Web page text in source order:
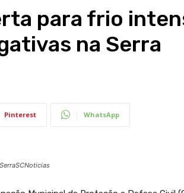
para frio
na Serra
Pinterest WhatsApp